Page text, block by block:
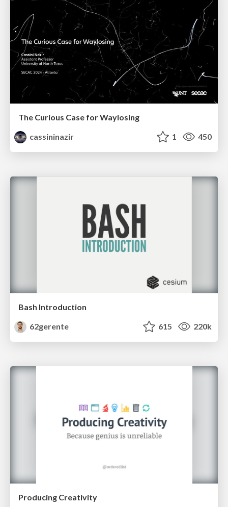
The Curious Case for Waylosing
cassininazir
1 450
Bash Introduction
62gerente
615 220k
Producing Creativity